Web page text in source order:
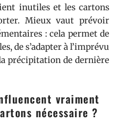
inutiles et les cartons
Mieux vaut prévoir
: cela permet de
de s’adapter à l’imprévu
précipitation de dernière
vraiment
nécessaire ?